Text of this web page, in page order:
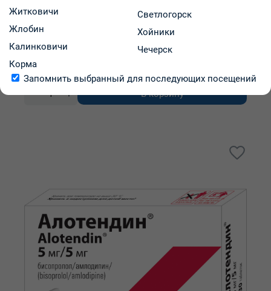
ОАО "Борисовский завод медицинских препаратов"
Код: 2351
В аптеках региона:
- + В корзину
Житковичи
Жлобин
Калинковичи
Корма
Светлогорск
Хойники
Чечерск
Запомнить выбранный для последующих посещений